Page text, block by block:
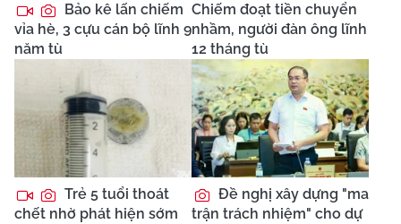
Bảo kê lấn chiếm
vỉa hè, 3 cựu cán bộ lĩnh 9
năm tù
Chiếm đoạt tiền chuyển
nhầm, người đàn ông lĩnh
12 tháng tù
Trẻ 5 tuổi thoát
chết nhờ phát hiện sớm
Đề nghị xây dựng "ma
trận trách nhiệm" cho dự